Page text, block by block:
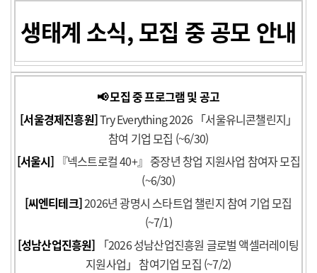
생태계 소식, 모집 중 공모 안내
📢 모집 중 프로그램 및 공고
[서울경제진흥원]Try Everything 2026 「서울유니콘챌린지」
참여 기업 모집 (~6/30)
[서울시] 『넥스트로컬 40+』 중장년 창업 지원사업 참여자 모집
(~6/30)
[씨엔티테크]2026년 광명시 스타트업 챌린지 참여 기업 모집
(~7/1)
[성남산업진흥원] 「2026 성남산업진흥원 글로벌 액셀러레이팅
지원사업」 참여기업 모집 (~7/2)